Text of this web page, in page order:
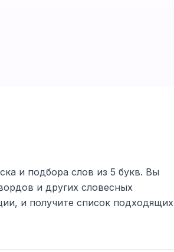
и подбора слов из 5 букв. Вы
и других словесных
и получите список подходящих